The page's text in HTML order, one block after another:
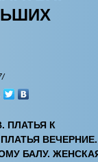
ПЛАТЬЯ К
ВЕЧЕРНИЕ.
БАЛУ.